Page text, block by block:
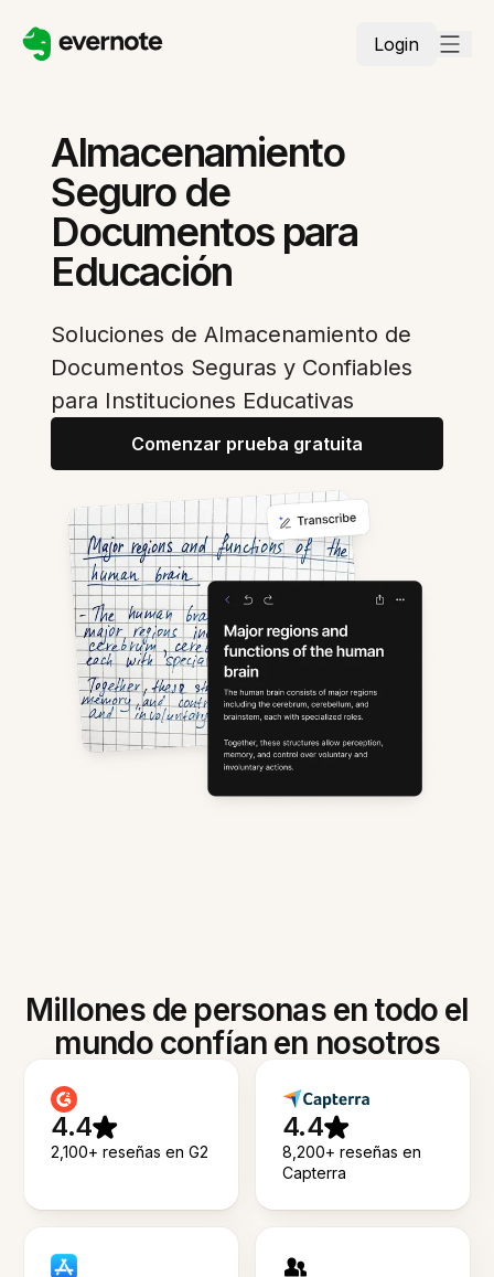
Login
Almacenamiento
Seguro de
Documentos para
Educación
Soluciones de Almacenamiento de
Documentos Seguras y Confiables
para Instituciones Educativas
Comenzar prueba gratuita
Millones de personas en todo el
mundo confían en nosotros
4.4
2,100+ reseñas en G2
4.4
8,200+ reseñas en
Capterra